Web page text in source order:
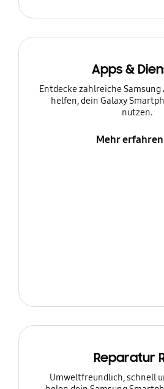
Apps &
Entdecke zahlreiche Samsung
helfen, dein Galaxy
nutzen.
Mehr erfahren
Reparatur
Umweltfreundlich, schnell